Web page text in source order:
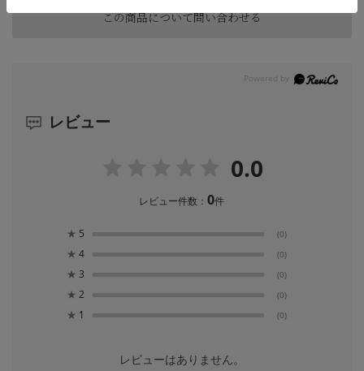
この商品について問い合わせる
レビュー
0.0
レビュー件数：0件
★ 5 (0)
★ 4 (0)
★ 3 (0)
★ 2 (0)
★ 1 (0)
レビューはありません。